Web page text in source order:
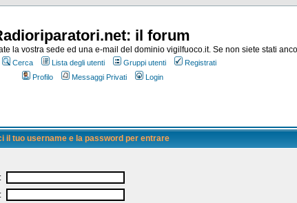
il forum
la vostra sede ed una e-mail del dominio vigilfuoco.it. Se non siete stati
Cerca Lista degli utenti Gruppi utenti
Registrati
Profilo
Messaggi Privati Login
il tuo username e la password per entrare